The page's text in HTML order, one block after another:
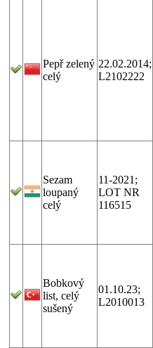
Pepř zelený
celý
22.02.2014;
L2102222
Sezam
loupaný
celý
11-2021;
LOT NR
116515
Bobkový
list, celý
sušený
01.10.23;
L2010013